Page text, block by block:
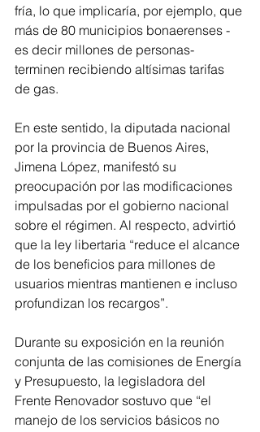
fría, lo que implicaría, por ejemplo, que
más de 80 municipios bonaerenses -
es decir millones de personas-
terminen recibiendo altísimas tarifas
de gas.
En este sentido, la diputada nacional
por la provincia de Buenos Aires,
Jimena López, manifestó su
preocupación por las modificaciones
impulsadas por el gobierno nacional
sobre el régimen. Al respecto, advirtió
que la ley libertaria “reduce el alcance
de los beneficios para millones de
usuarios mientras mantienen e incluso
profundizan los recargos”.
Durante su exposición en la reunión
conjunta de las comisiones de Energía
y Presupuesto, la legisladora del
Frente Renovador sostuvo que “el
manejo de los servicios básicos no